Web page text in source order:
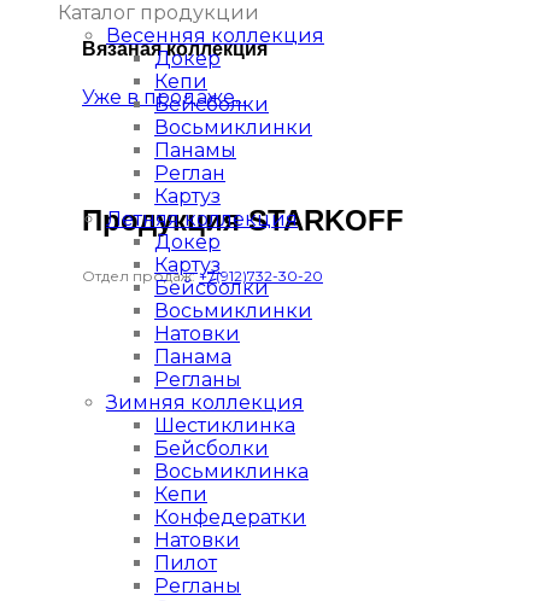
Вязаная коллекция
Уже в продаже...
Продукция STARKOFF
Отдел продаж:+7(912)732-30-20
Каталог продукции
Весенняя коллекция
Докер
Кепи
Бейсболки
Восьмиклинки
Панамы
Реглан
Картуз
Летняя коллекция
Докер
Картуз
Бейсболки
Восьмиклинки
Натовки
Панама
Регланы
Зимняя коллекция
Шестиклинка
Бейсболки
Восьмиклинка
Кепи
Конфедератки
Натовки
Пилот
Регланы